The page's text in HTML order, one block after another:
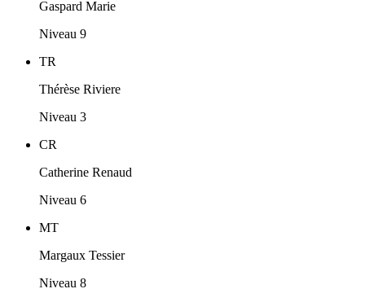
Gaspard Marie
Niveau 9
TR
Thérèse Riviere
Niveau 3
CR
Catherine Renaud
Niveau 6
MT
Margaux Tessier
Niveau 8